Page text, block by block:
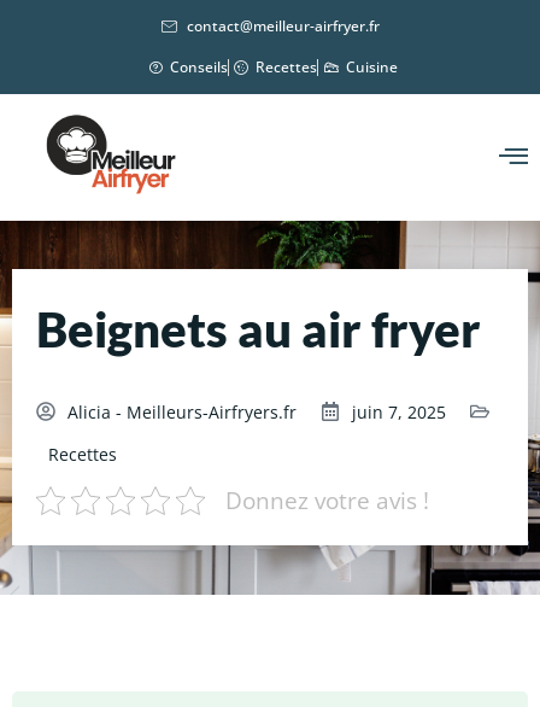
contact@meilleur-airfryer.fr
Conseils
Recettes Cuisine
Beignets au air fryer
Alicia - Meilleurs-Airfryers.fr
juin 7, 2025
Recettes
Donnez votre avis !